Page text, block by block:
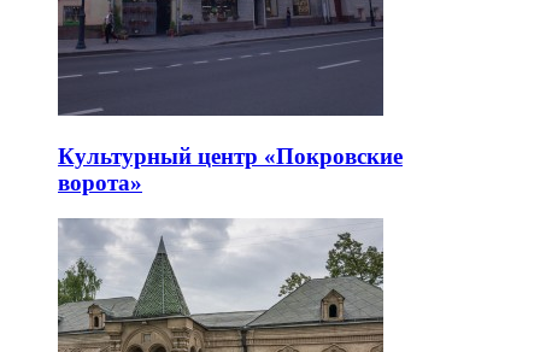
Культурный центр «Покровские
ворота»